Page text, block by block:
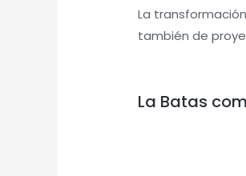
La
también de
La Batas